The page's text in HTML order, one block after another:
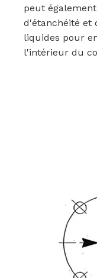
peut
d'étanchéité et
liquides pour
l'intérieur du